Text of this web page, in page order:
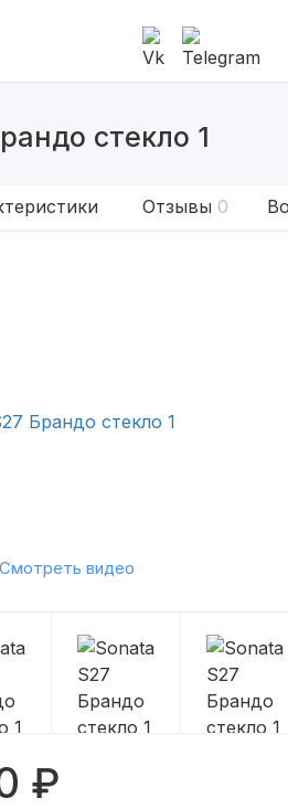
стекло 1
Отзывы 0
Смотреть видео
₽